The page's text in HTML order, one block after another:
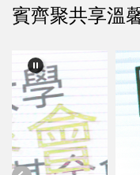
賓齊聚共享溫